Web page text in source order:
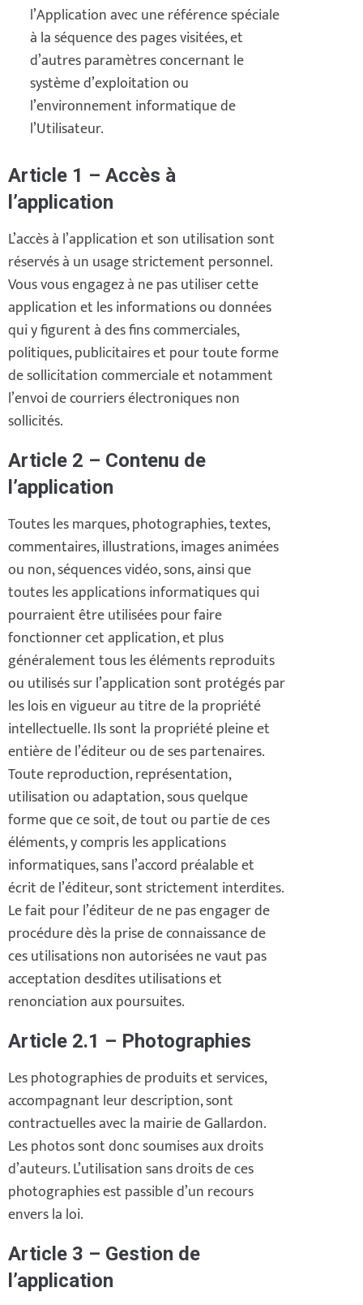
l’Application avec une référence spéciale
à la séquence des pages visitées, et
d’autres paramètres concernant le
système d’exploitation ou
l’environnement informatique de
l’Utilisateur.
Article 1 – Accès à
l’application
L’accès à l’application et son utilisation sont
réservés à un usage strictement personnel.
Vous vous engagez à ne pas utiliser cette
application et les informations ou données
qui y figurent à des fins commerciales,
politiques, publicitaires et pour toute forme
de sollicitation commerciale et notamment
l’envoi de courriers électroniques non
sollicités.
Article 2 – Contenu de
l’application
Toutes les marques, photographies, textes,
commentaires, illustrations, images animées
ou non, séquences vidéo, sons, ainsi que
toutes les applications informatiques qui
pourraient être utilisées pour faire
fonctionner cet application, et plus
généralement tous les éléments reproduits
ou utilisés sur l’application sont protégés par
les lois en vigueur au titre de la propriété
intellectuelle. Ils sont la propriété pleine et
entière de l’éditeur ou de ses partenaires.
Toute reproduction, représentation,
utilisation ou adaptation, sous quelque
forme que ce soit, de tout ou partie de ces
éléments, y compris les applications
informatiques, sans l’accord préalable et
écrit de l’éditeur, sont strictement interdites.
Le fait pour l’éditeur de ne pas engager de
procédure dès la prise de connaissance de
ces utilisations non autorisées ne vaut pas
acceptation desdites utilisations et
renonciation aux poursuites.
Article 2.1 – Photographies
Les photographies de produits et services,
accompagnant leur description, sont
contractuelles avec la mairie de Gallardon.
Les photos sont donc soumises aux droits
d’auteurs. L’utilisation sans droits de ces
photographies est passible d’un recours
envers la loi.
Article 3 – Gestion de
l’application